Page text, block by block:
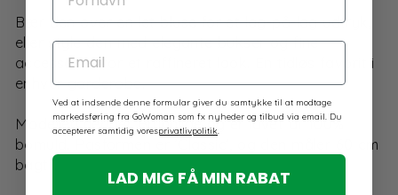
Bær den over en let bluse for et lag-på-lag udtryk,
eller style den med elegante bukser og fine
accessories for et raffineret look. En tidløs favorit i
enhver garderobe.
Modellen hedder Brunhilde og er lavet af 100%
bomuld. Pasformen er ’Classic’, og den måler 60 cm
bagtil.
EMAIL
Ved at indsende denne formular giver du samtykke til at modtage
markedsføring fra GoWoman som fx nyheder og tilbud via email. Du
accepterer samtidig voresprivatlivpolitik
LAD MIG FÅ MIN RABAT